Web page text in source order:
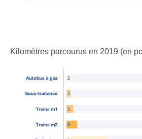
Kilomètres parcourus en 2019 (en